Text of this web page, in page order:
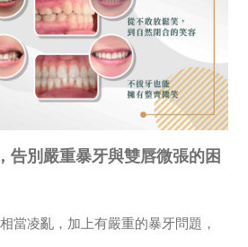
告別嚴重暴牙與雙唇微張的困
當凌亂，加上有嚴重的暴牙問題，